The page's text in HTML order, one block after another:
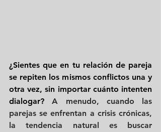
¿Sientes que en tu relación de pareja
se repiten los mismos conflictos una y
otra vez, sin importar cuánto intenten
dialogar? A menudo, cuando las
parejas se enfrentan a crisis crónicas,
la tendencia natural es buscar